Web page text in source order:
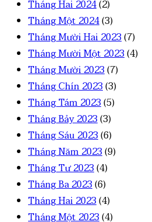
Tháng Hai 2024(2)
Tháng Một 2024(3)
Tháng Mười Hai 2023(7)
Tháng Mười Một 2023(4)
Tháng Mười 2023(7)
Tháng Chín 2023(3)
Tháng Tám 2023(5)
Tháng Bảy 2023(3)
Tháng Sáu 2023(6)
Tháng Năm 2023(9)
Tháng Tư 2023(4)
Tháng Ba 2023(6)
Tháng Hai 2023(4)
Tháng Một 2023(4)